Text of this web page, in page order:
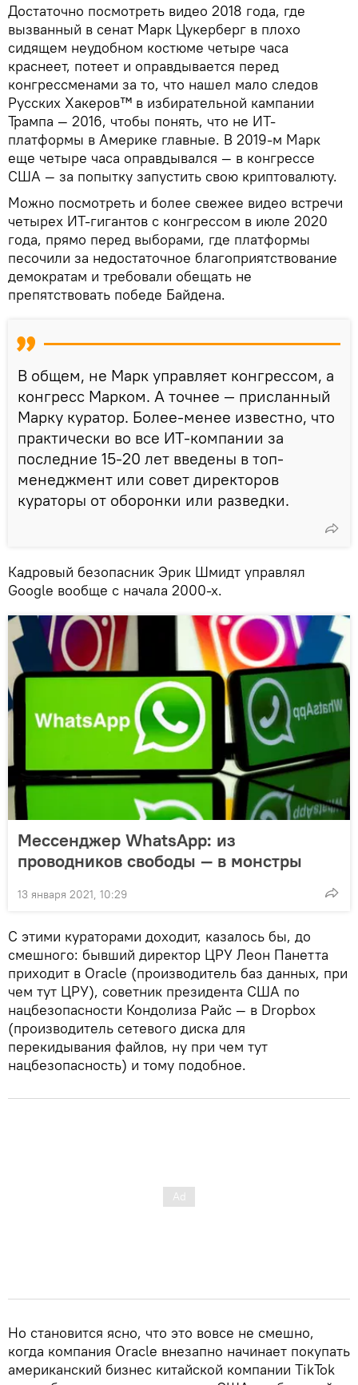
Достаточно посмотреть видео 2018 года, где
вызванный в сенат Марк Цукерберг в плохо
сидящем неудобном костюме четыре часа
краснеет, потеет и оправдывается перед
конгрессменами за то, что нашел мало следов
Русских Хакеров™ в избирательной кампании
Трампа — 2016, чтобы понять, что не ИТ-
платформы в Америке главные. В 2019-м Марк
еще четыре часа оправдывался — в конгрессе
США — за попытку запустить свою криптовалюту.
Можно посмотреть и более свежее видео встречи
четырех ИТ-гигантов с конгрессом в июле 2020
года, прямо перед выборами, где платформы
песочили за недостаточное благоприятствование
демократам и требовали обещать не
препятствовать победе Байдена.
В общем, не Марк управляет конгрессом, а
конгресс Марком. А точнее — присланный
Марку куратор. Более-менее известно, что
практически во все ИТ-компании за
последние 15-20 лет введены в топ-
менеджмент или совет директоров
кураторы от оборонки или разведки.
Кадровый безопасник Эрик Шмидт управлял
Google вообще с начала 2000-х.
Мессенджер WhatsApp: из
проводников свободы — в монстры
13 января 2021, 10:29
С этими кураторами доходит, казалось бы, до
смешного: бывший директор ЦРУ Леон Панетта
приходит в Oracle (производитель баз данных, при
чем тут ЦРУ), советник президента США по
нацбезопасности Кондолиза Райс — в Dropbox
(производитель сетевого диска для
перекидывания файлов, ну при чем тут
нацбезопасность) и тому подобное.
Но становится ясно, что это вовсе не смешно,
когда компания Oracle внезапно начинает покупать
американский бизнес китайской компании TikTok